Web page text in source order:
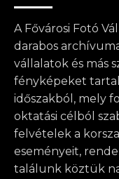
A Fővárosi Fotó
darabos
vállalatok és más
fényképeket
időszakból, mely
oktatási célból
felvételek a
eseményeit,
találunk köztük